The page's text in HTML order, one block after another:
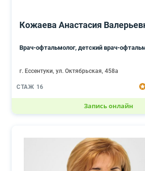
Кожаева Анастасия
Врач-офтальмолог, детский врач-
г. Ессентуки, ул. Октябрьская, 458а
СТАЖ 16
Запись онлайн